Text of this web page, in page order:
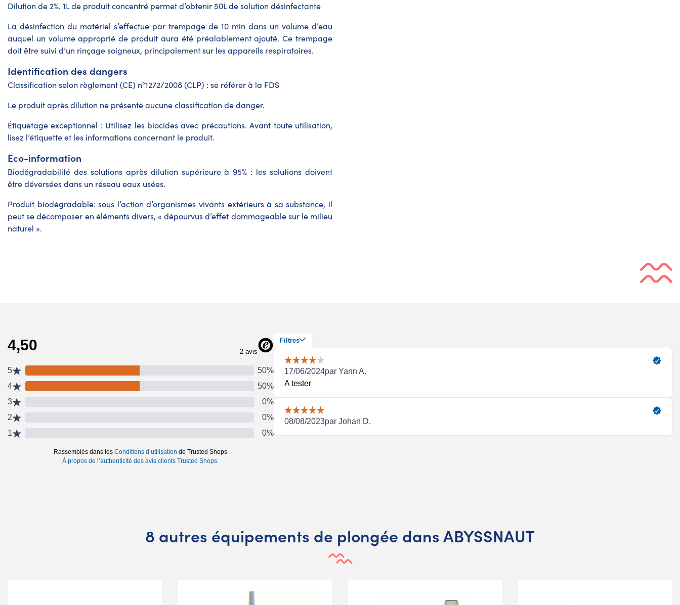
Dilution de 2%. 1L de produit concentré permet d’obtenir 50L de solution désinfectante
La désinfection du matériel s’effectue par trempage de 10 min dans un volume d’eau
auquel un volume approprié de produit aura été préalablement ajouté. Ce trempage
doit être suivi d’un rinçage soigneux, principalement sur les appareils respiratoires.
Identification des dangers
Classification selon règlement (CE) n°1272/2008 (CLP) : se référer à la FDS
Le produit après dilution ne présente aucune classification de danger.
Étiquetage exceptionnel : Utilisez les biocides avec précautions. Avant toute utilisation,
lisez l’étiquette et les informations concernant le produit.
Eco-information
Biodégradabilité des solutions après dilution supérieure à 95% : les solutions doivent
être déversées dans un réseau eaux usées.
Produit biodégradable: sous l’action d’organismes vivants extérieurs à sa substance, il
peut se décomposer en éléments divers, « dépourvus d’effet dommageable sur le milieu
naturel ».
8 autres équipements de plongée dans ABYSSNAUT